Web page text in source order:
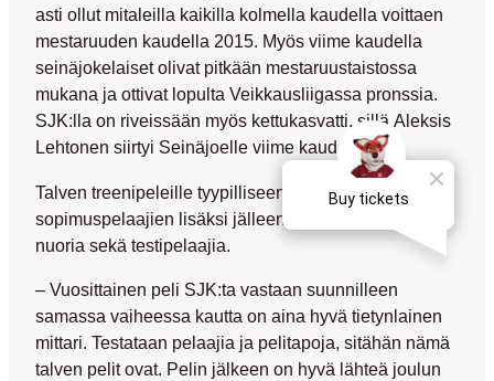
asti ollut mitaleilla kaikilla kolmella kaudella voittaen
mestaruuden kaudella 2015. Myös viime kaudella
seinäjokelaiset olivat pitkään mestaruustaistossa
mukana ja ottivat lopulta Veikkausliigassa pronssia.
SJK:lla on riveissään myös kettukasvatti, sillä Aleksis
Lehtonen siirtyi Seinäjoelle viime kaudeksi.
Talven treenipeleille tyypilliseen tapaan mukana on
sopimuspelaajien lisäksi jälleen muutamia omia
nuoria sekä testipelaajia.
– Vuosittainen peli SJK:ta vastaan suunnilleen
samassa vaiheessa kautta on aina hyvä tietynlainen
mittari. Testataan pelaajia ja pelitapoja, sitähän nämä
talven pelit ovat. Pelin jälkeen on hyvä lähteä joulun